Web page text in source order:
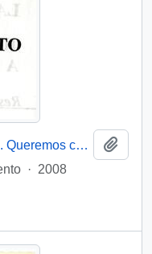
Protesta General Basta de Alzas. Queremos comer dignamente
· 2008